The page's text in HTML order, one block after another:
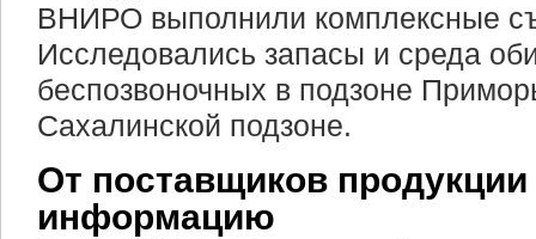
ВНИРО выполнили комплексные
Исследовались запасы и среда
беспозвоночных в подзоне
Сахалинской подзоне.
От поставщиков
информацию